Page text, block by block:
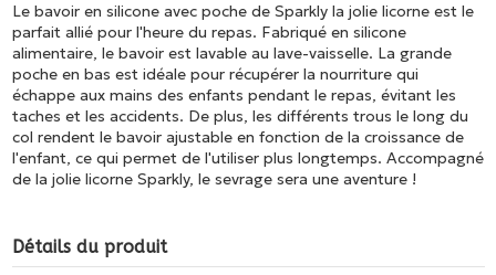
Le bavoir en silicone avec poche de Sparkly la jolie licorne est le
parfait allié pour l'heure du repas. Fabriqué en silicone
alimentaire, le bavoir est lavable au lave-vaisselle. La grande
poche en bas est idéale pour récupérer la nourriture qui
échappe aux mains des enfants pendant le repas, évitant les
taches et les accidents. De plus, les différents trous le long du
col rendent le bavoir ajustable en fonction de la croissance de
l'enfant, ce qui permet de l'utiliser plus longtemps. Accompagné
de la jolie licorne Sparkly, le sevrage sera une aventure !
Détails du produit